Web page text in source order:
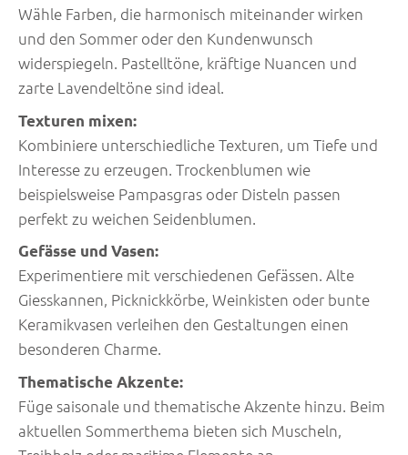
Wähle Farben, die harmonisch miteinander wirken
und den Sommer oder den Kundenwunsch
widerspiegeln. Pastelltöne, kräftige Nuancen und
zarte Lavendeltöne sind ideal.
Texturen mixen:
Kombiniere unterschiedliche Texturen, um Tiefe und
Interesse zu erzeugen. Trockenblumen wie
beispielsweise Pampasgras oder Disteln passen
perfekt zu weichen Seidenblumen.
Gefässe und Vasen:
Experimentiere mit verschiedenen Gefässen. Alte
Giesskannen, Picknickkörbe, Weinkisten oder bunte
Keramikvasen verleihen den Gestaltungen einen
besonderen Charme.
Thematische Akzente:
Füge saisonale und thematische Akzente hinzu. Beim
aktuellen Sommerthema bieten sich Muscheln,